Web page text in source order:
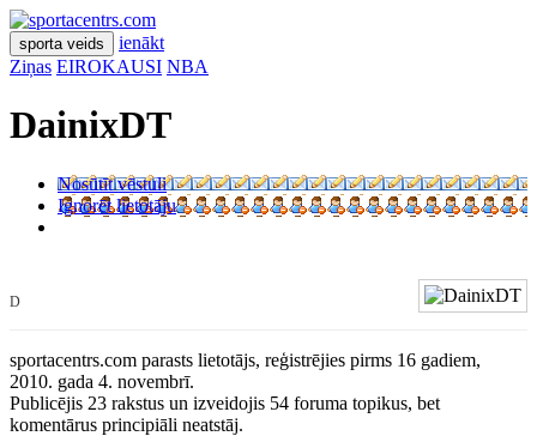
sporta veids
ienākt
Ziņas EIROKAUSI NBA
DainixDT
Nosūtīt vēstuli
Ignorēt lietotāju
D
sportacentrs.com parasts lietotājs, reģistrējies pirms 16 gadiem,
2010. gada 4. novembrī.
Publicējis 23 rakstus un izveidojis 54 foruma topikus, bet
komentārus principiāli neatstāj.